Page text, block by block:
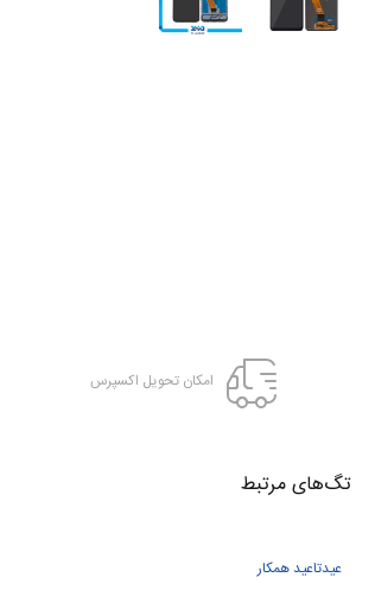
امکان تحویل اکسپرس
تگ‌های‌ مرتبط
عیدتاعید همکار